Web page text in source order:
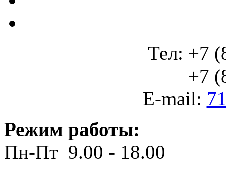
Тел: +7
+7
E-mail:
Режим работы:
Пн-Пт 9.00 - 18.00